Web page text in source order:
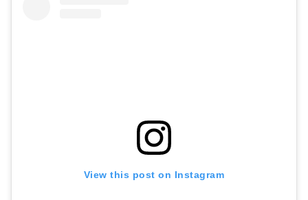
View this post on Instagram